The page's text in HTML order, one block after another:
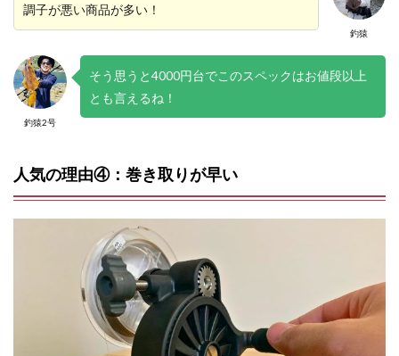
釣猿
調子が悪い商品が多い！
釣猿2号
そう思うと4000円台でこのスペックはお値段以上
とも言えるね！
人気の理由④：巻き取りが早い